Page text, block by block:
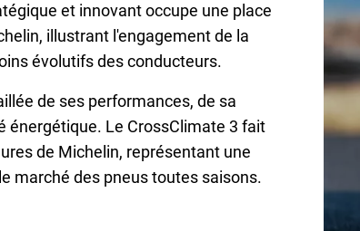
et innovant occupe une place
illustrant l'engagement de la
évolutifs des conducteurs.
de ses performances, de sa
énergétique. Le CrossClimate 3 fait
de Michelin, représentant une
marché des pneus toutes saisons.